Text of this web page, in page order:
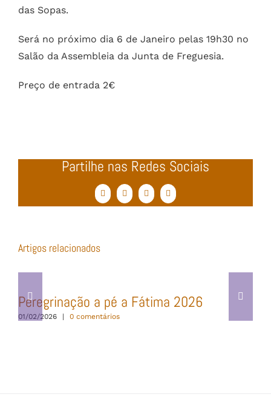
das Sopas.
Será no próximo dia 6 de Janeiro pelas 19h30 no
Salão da Assembleia da Junta de Freguesia.
Preço de entrada 2€
Partilhe nas Redes Sociais
FacebookTwitterWhatsApp
Email
(necessário
Artigos relacionados
Peregrinação a pé a Fátima 2026
01/02/2026 | 0 comentários